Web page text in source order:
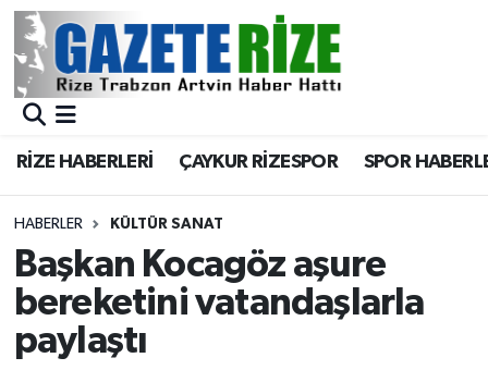
RİZE HABERLERİ ÇAYKUR RİZESPOR SPOR
HABERLER KÜLTÜR SANAT
Başkan Kocagöz aşure
bereketini vatandaşlarla
paylaştı
BÖLGEMİZ
Asayiş
Rize Jandarma Komutanlığı
Bilim Teknoloji
Bölge
Merkez Nöbetçi Eczaneler
Merkez Trafik Yoğunluk Haritası
Süper Lig Puan Durumu ve Fikstür
Tüm Manşetler
Son Dakika Haberleri